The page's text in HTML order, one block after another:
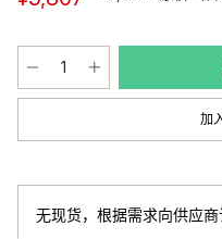
加
无现货，根据需求向供应